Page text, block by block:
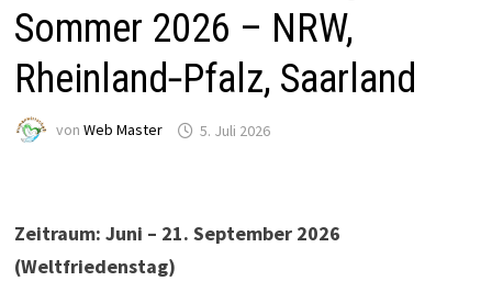
Sommer 2026 – NRW,
Rheinland‑Pfalz, Saarland
von Web Master 5. Juli 2026
Zeitraum: Juni – 21. September 2026
(Weltfriedenstag)